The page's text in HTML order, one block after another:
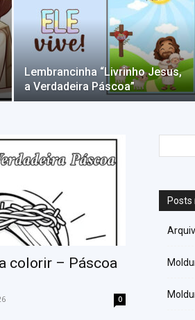
Lembrancinha “Livrinho Jesus,
a Verdadeira Páscoa”
colorir – Páscoa
0
Posts